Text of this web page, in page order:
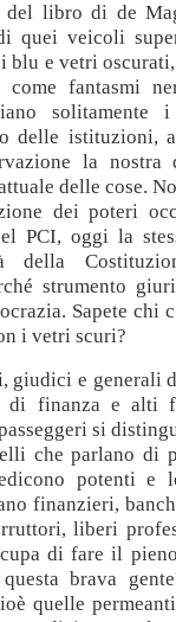
libro di de
quei veicoli
blu e vetri
fantasmi
solitamente
delle istituzioni,
la nostra
delle cose.
dei poteri
PCI, oggi la
della
strumento
Sapete chi
i vetri scuri?
giudici e generali
di finanza e alti
si
che parlano di
potenti e
finanzieri,
liberi
di fare il
brava
quelle